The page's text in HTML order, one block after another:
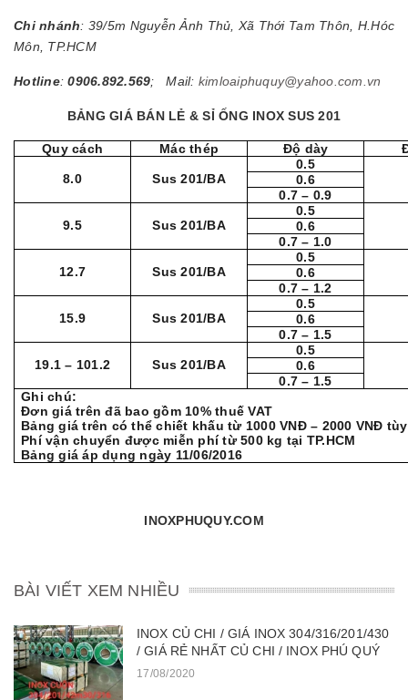
Chi nhánh: 39/5m Nguyễn Ảnh Thủ, Xã Thới Tam Thôn, H.Hóc
Môn, TP.HCM
Hotline:0906.892.569; Mail: kimloaiphuquy@yahoo.com.vn
BẢNG GIÁ BÁN LẺ & SỈ ỐNG INOX SUS 201
Quy cách Mác thép Độ dày
8.0 Sus 201/BA
0.5
0.6
0.7 – 0.9
9.5 Sus 201/BA
0.5
0.6
0.7 – 1.0
12.7 Sus 201/BA
0.5
0.6
0.7 – 1.2
15.9 Sus 201/BA
0.5
0.6
0.7 – 1.5
19.1 – 101.2 Sus 201/BA
0.5
0.6
0.7 – 1.5
Ghi chú:
Đơn giá trên đã bao gồm 10% thuế VAT
Bảng giá trên có thể chiết khấu từ 1000 VNĐ – 2000 VNĐ
Phí vận chuyển được miễn phí từ 500 kg tại TP.HCM
Bảng giá áp dụng ngày 11/06/2016
INOXPHUQUY.COM
BÀI VIẾT XEM NHIỀU
INOX CỦ CHI / GIÁ INOX 304/316/201/430
/ GIÁ RẺ NHẤT CỦ CHI / INOX PHÚ QUÝ
17/08/2020